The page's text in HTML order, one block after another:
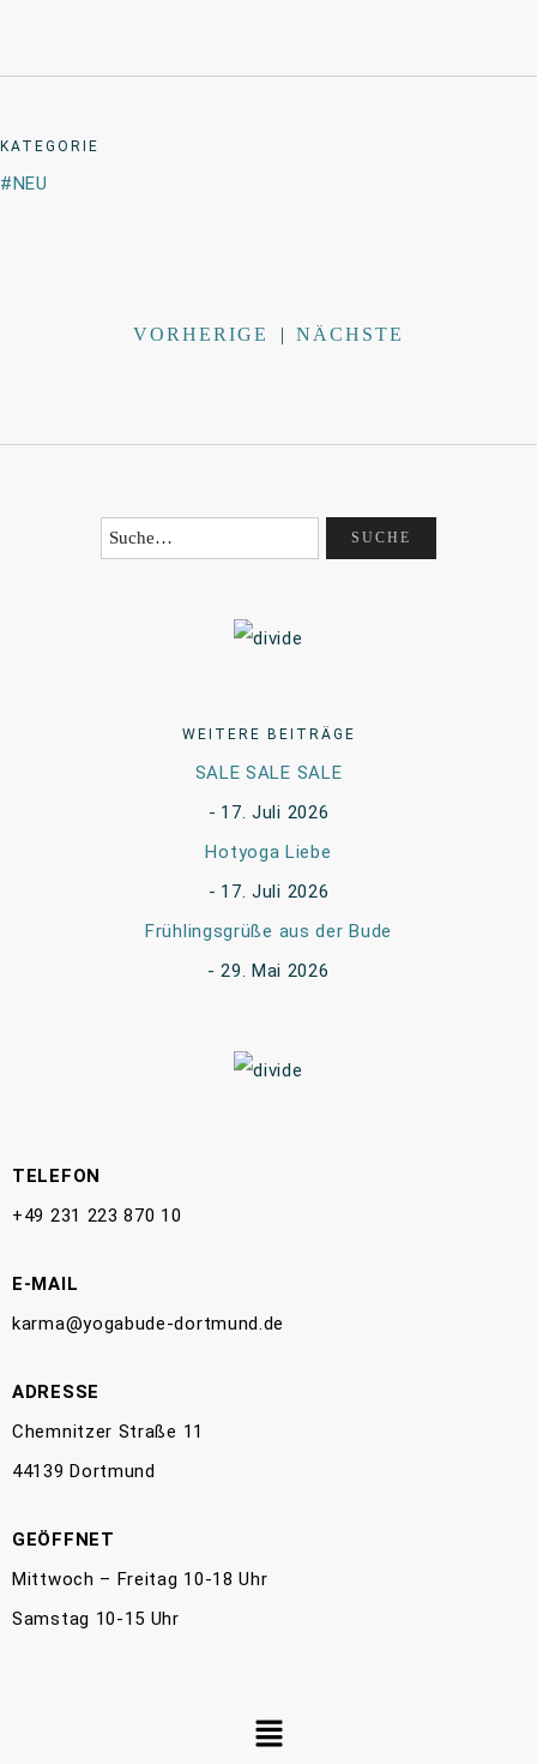
KATEGORIE
NEU
VORHERIGE | NÄCHSTE
WEITERE BEITRÄGE
SALE SALE SALE
17. Juli 2026
Hotyoga Liebe
17. Juli 2026
Frühlingsgrüße aus der Bude
29. Mai 2026
TELEFON
+49 231 223 870 10
E-MAIL
karma@yogabude-dortmund.de
ADRESSE
Chemnitzer Straße 11
44139 Dortmund
GEÖFFNET
Mittwoch – Freitag 10-18 Uhr
Samstag 10-15 Uhr